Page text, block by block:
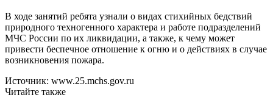
В ходе занятий ребята узнали о видах стихийных бедствий
природного техногенного характера и работе подразделений
МЧС России по их ликвидации, а также, к чему может
привести беспечное отношение к огню и о действиях в случае
возникновения пожара.
Источник: www.25.mchs.gov.ru
Читайте также